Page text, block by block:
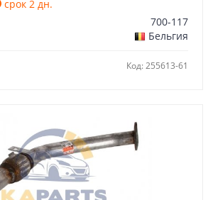
срок 2 дн.
700-117
Бельгия
Код: 255613-61